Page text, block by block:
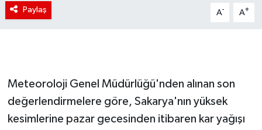
Paylaş A- A+
Meteoroloji Genel Müdürlüğü'nden alınan son
değerlendirmelere göre, Sakarya'nın yüksek
kesimlerine pazar gecesinden itibaren kar yağışı